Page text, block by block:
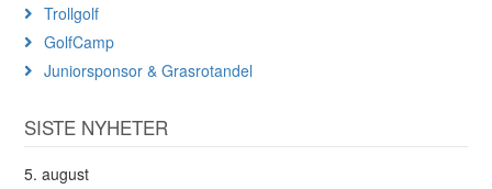
Trollgolf
GolfCamp
Juniorsponsor & Grasrotandel
SISTE NYHETER
5. august